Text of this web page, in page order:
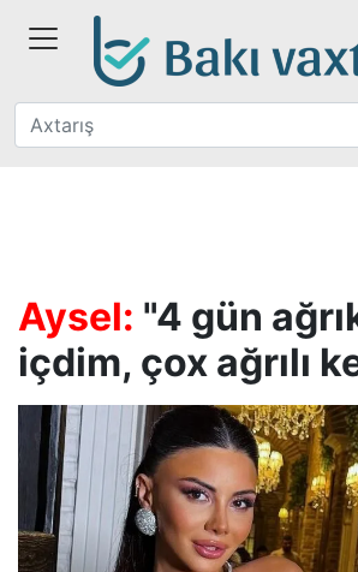
Aysel: "4 gün
içdim, çox ağrılı